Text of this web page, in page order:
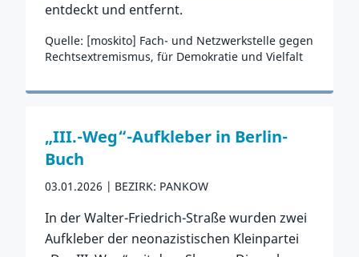
entdeckt und entfernt.
Quelle: [moskito] Fach- und Netzwerkstelle gegen
Rechtsextremismus, für Demokratie und Vielfalt
Zum Vorfall
„III.-Weg“-Aufkleber in Berlin-
Buch
03.01.2026 BEZIRK: PANKOW
In der Walter-Friedrich-Straße wurden zwei
Aufkleber der neonazistischen Kleinpartei